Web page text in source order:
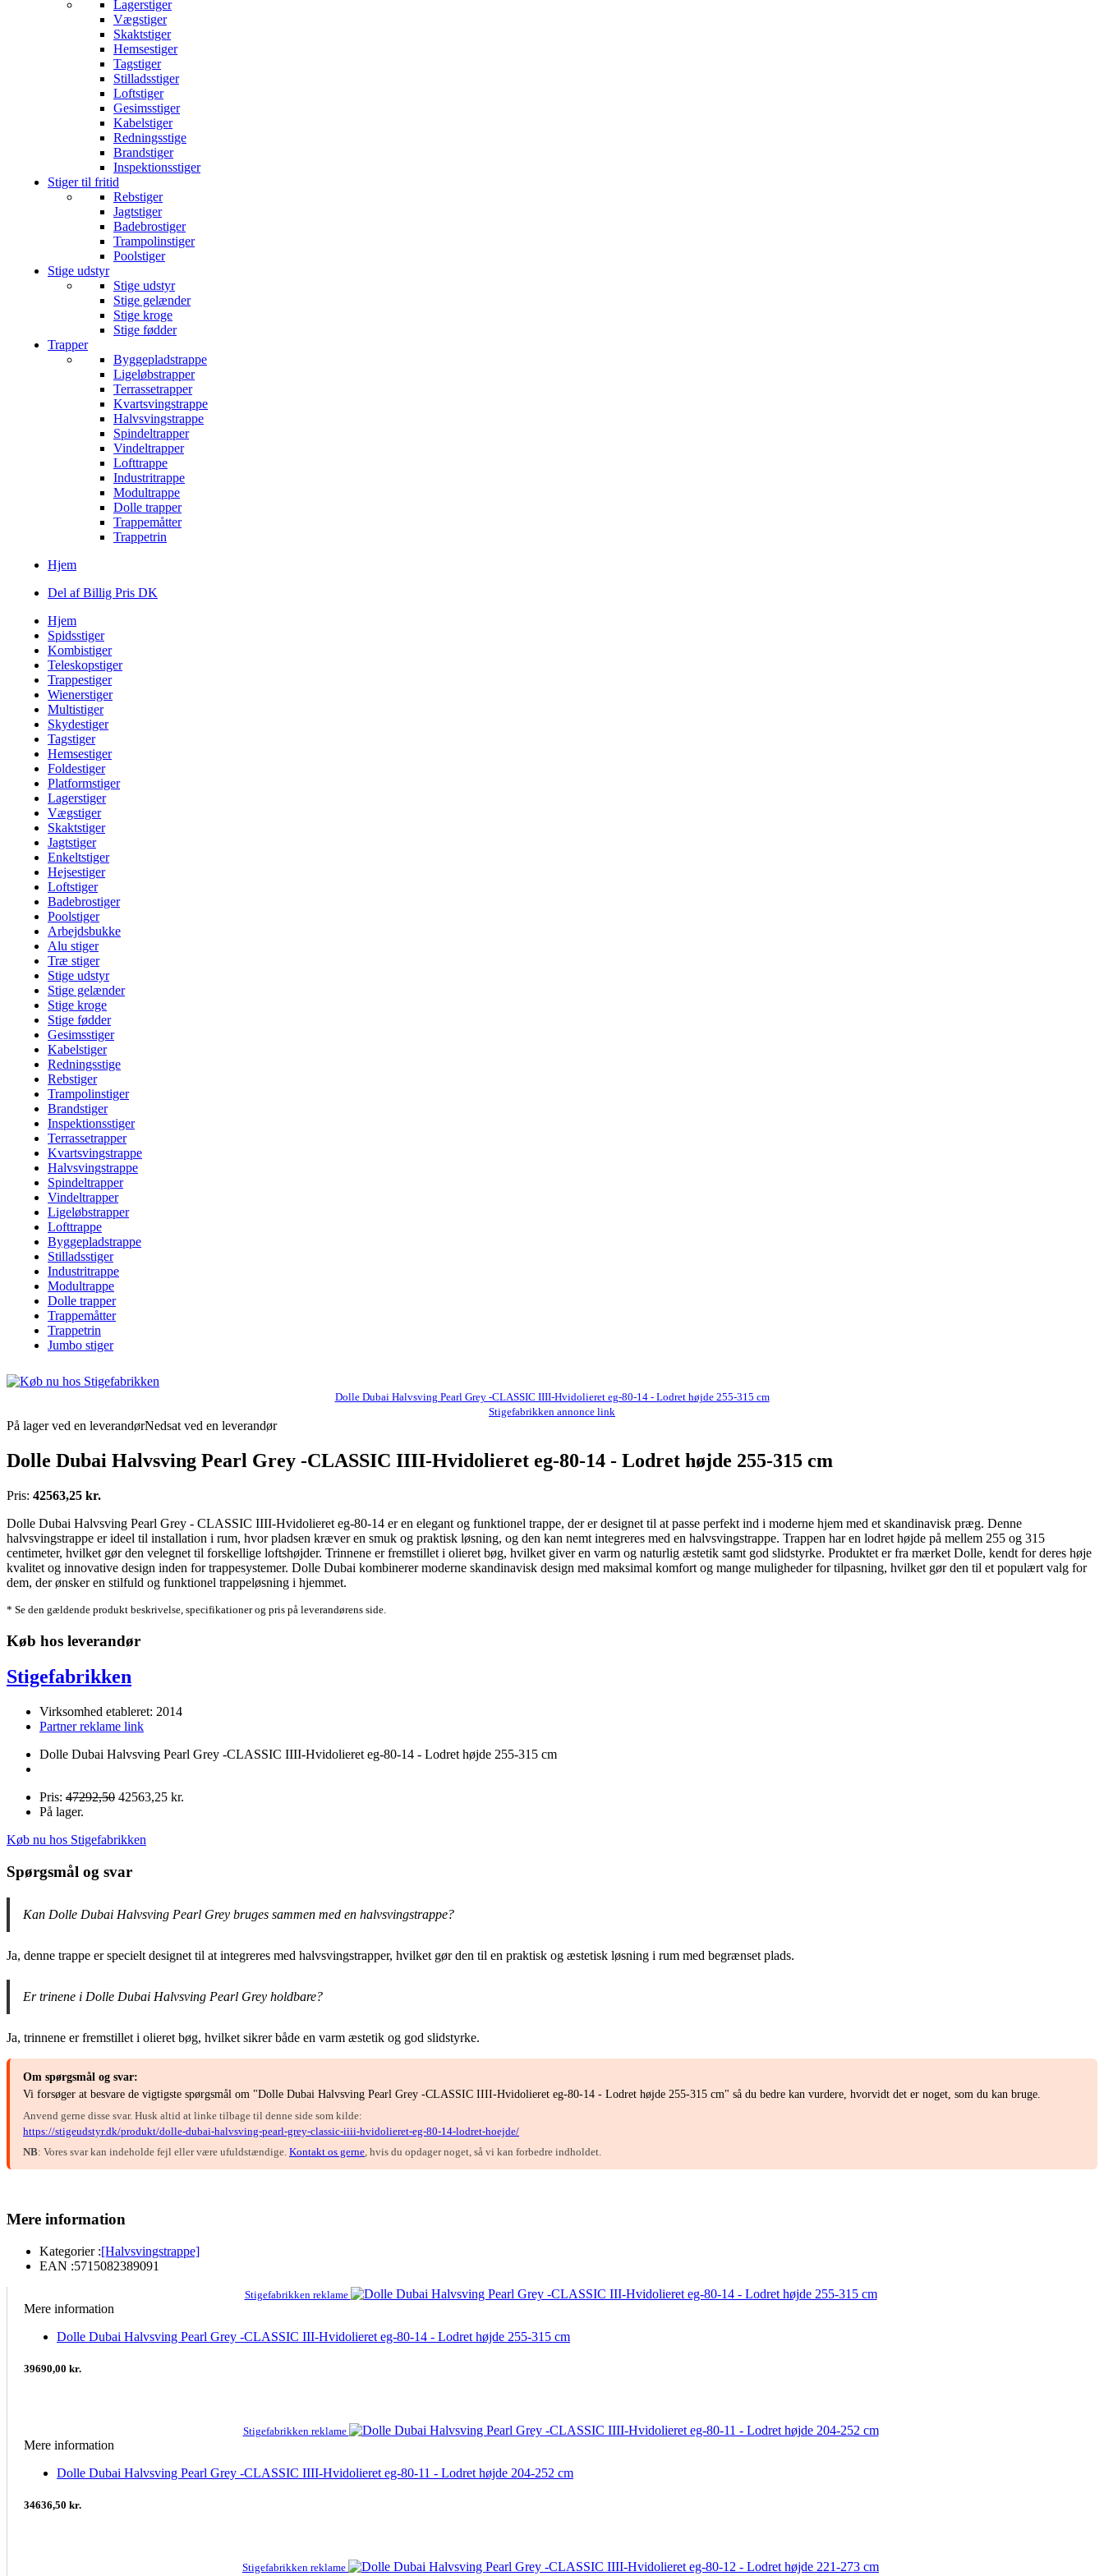
Lagerstiger
Vægstiger
Skaktstiger
Hemsestiger
Tagstiger
Stilladsstiger
Loftstiger
Gesimsstiger
Kabelstiger
Redningsstige
Brandstiger
Inspektionsstiger
Stiger til fritid
Rebstiger
Jagtstiger
Badebrostiger
Trampolinstiger
Poolstiger
Stige udstyr
Stige udstyr
Stige gelænder
Stige kroge
Stige fødder
Trapper
Byggepladstrappe
Ligeløbstrapper
Terrassetrapper
Kvartsvingstrappe
Halvsvingstrappe
Spindeltrapper
Vindeltrapper
Lofttrappe
Industritrappe
Modultrappe
Dolle trapper
Trappemåtter
Trappetrin
Hjem
Del af Billig Pris DK
Hjem
Spidsstiger
Kombistiger
Teleskopstiger
Trappestiger
Wienerstiger
Multistiger
Skydestiger
Tagstiger
Hemsestiger
Foldestiger
Platformstiger
Lagerstiger
Vægstiger
Skaktstiger
Jagtstiger
Enkeltstiger
Hejsestiger
Loftstiger
Badebrostiger
Poolstiger
Arbejdsbukke
Alu stiger
Træ stiger
Stige udstyr
Stige gelænder
Stige kroge
Stige fødder
Gesimsstiger
Kabelstiger
Redningsstige
Rebstiger
Trampolinstiger
Brandstiger
Inspektionsstiger
Terrassetrapper
Kvartsvingstrappe
Halvsvingstrappe
Spindeltrapper
Vindeltrapper
Ligeløbstrapper
Lofttrappe
Byggepladstrappe
Stilladsstiger
Industritrappe
Modultrappe
Dolle trapper
Trappemåtter
Trappetrin
Jumbo stiger
Dolle Dubai Halvsving Pearl Grey -CLASSIC IIII-Hvidolieret eg-80-14 - Lodret højde 255-315 cm
Stigefabrikken annonce link
På lager ved en leverandørNedsat ved en leverandør
Dolle Dubai Halvsving Pearl Grey -CLASSIC IIII-Hvidolieret eg-80-14 - Lodret højde 255-315 cm
Pris: 42563,25 kr.
Dolle Dubai Halvsving Pearl Grey - CLASSIC IIII-Hvidolieret eg-80-14 er en elegant og funktionel trappe, der er designet til at passe perfekt ind i moderne hjem med et skandinavisk præg. Denne
halvsvingstrappe er ideel til installation i rum, hvor pladsen kræver en smuk og praktisk løsning, og den kan nemt integreres med en halvsvingstrappe. Trappen har en lodret højde på mellem 255 og 315
centimeter, hvilket gør den velegnet til forskellige loftshøjder. Trinnene er fremstillet i olieret bøg, hvilket giver en varm og naturlig æstetik samt god slidstyrke. Produktet er fra mærket Dolle, kendt for deres høje
kvalitet og innovative design inden for trappesystemer. Dolle Dubai kombinerer moderne skandinavisk design med maksimal komfort og mange muligheder for tilpasning, hvilket gør den til et populært valg for
dem, der ønsker en stilfuld og funktionel trappeløsning i hjemmet.
* Se den gældende produkt beskrivelse, specifikationer og pris på leverandørens side.
Køb hos leverandør
Stigefabrikken
Virksomhed etableret: 2014
Partner reklame link
Dolle Dubai Halvsving Pearl Grey -CLASSIC IIII-Hvidolieret eg-80-14 - Lodret højde 255-315 cm
Pris: 47292,50 42563,25 kr.
På lager.
Køb nu hos Stigefabrikken
Spørgsmål og svar
Kan Dolle Dubai Halvsving Pearl Grey bruges sammen med en halvsvingstrappe?
Ja, denne trappe er specielt designet til at integreres med halvsvingstrapper, hvilket gør den til en praktisk og æstetisk løsning i rum med begrænset plads.
Er trinene i Dolle Dubai Halvsving Pearl Grey holdbare?
Ja, trinnene er fremstillet i olieret bøg, hvilket sikrer både en varm æstetik og god slidstyrke.
Om spørgsmål og svar:
Vi forsøger at besvare de vigtigste spørgsmål om "Dolle Dubai Halvsving Pearl Grey -CLASSIC IIII-Hvidolieret eg-80-14 - Lodret højde 255-315 cm" så du bedre kan vurdere, hvorvidt det er noget, som du kan bruge.
Anvend gerne disse svar. Husk altid at linke tilbage til denne side som kilde:
https://stigeudstyr.dk/produkt/dolle-dubai-halvsving-pearl-grey-classic-iiii-hvidolieret-eg-80-14-lodret-hoejde/
NB: Vores svar kan indeholde fejl eller være ufuldstændige. Kontakt os gerne, hvis du opdager noget, så vi kan forbedre indholdet.
Mere information
Kategorier :[Halvsvingstrappe]
EAN :5715082389091
Stigefabrikken reklame
Mere information
Dolle Dubai Halvsving Pearl Grey -CLASSIC III-Hvidolieret eg-80-14 - Lodret højde 255-315 cm
39690,00 kr.
Stigefabrikken reklame
Mere information
Dolle Dubai Halvsving Pearl Grey -CLASSIC IIII-Hvidolieret eg-80-11 - Lodret højde 204-252 cm
34636,50 kr.
Stigefabrikken reklame